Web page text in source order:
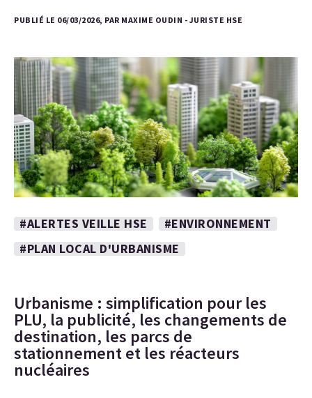
PUBLIÉ LE 06/03/2026, PAR MAXIME OUDIN - JURISTE HSE
#ALERTES VEILLE HSE
#ENVIRONNEMENT
#PLAN LOCAL D'URBANISME
Urbanisme : simplification pour les
PLU, la publicité, les changements de
destination, les parcs de
stationnement et les réacteurs
nucléaires